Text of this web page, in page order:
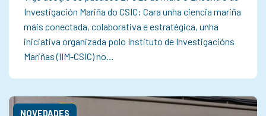
Investigación Mariña do CSIC: Cara unha ciencia mariña
máis conectada, colaborativa e estratégica, unha
iniciativa organizada polo Instituto de Investigacións
Mariñas (IIM-CSIC) no…
NOVEDADES